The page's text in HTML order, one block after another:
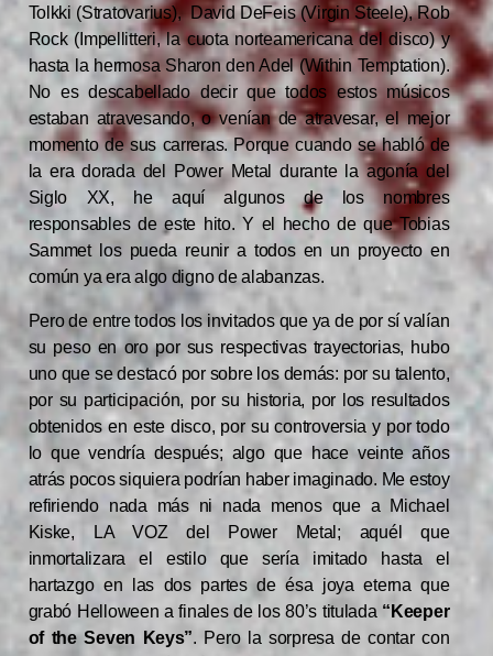
Tolkki (Stratovarius), David DeFeis (Virgin Steele), Rob
Rock (Impellitteri, la cuota norteamericana del disco) y
hasta la hermosa Sharon den Adel (Within Temptation).
No es descabellado decir que todos estos músicos
estaban atravesando, o venían de atravesar, el mejor
momento de sus carreras. Porque cuando se habló de
la era dorada del Power Metal durante la agonía del
Siglo XX, he aquí algunos de los nombres
responsables de este hito. Y el hecho de que Tobias
Sammet los pueda reunir a todos en un proyecto en
común ya era algo digno de alabanzas.
Pero de entre todos los invitados que ya de por sí valían
su peso en oro por sus respectivas trayectorias, hubo
uno que se destacó por sobre los demás: por su talento,
por su participación, por su historia, por los resultados
obtenidos en este disco, por su controversia y por todo
lo que vendría después; algo que hace veinte años
atrás pocos siquiera podrían haber imaginado. Me estoy
refiriendo nada más ni nada menos que a Michael
Kiske, LA VOZ del Power Metal; aquél que
inmortalizara el estilo que sería imitado hasta el
hartazgo en las dos partes de ésa joya eterna que
grabó Helloween a finales de los 80’s titulada “Keeper
of the Seven Keys”. Pero la sorpresa de contar con